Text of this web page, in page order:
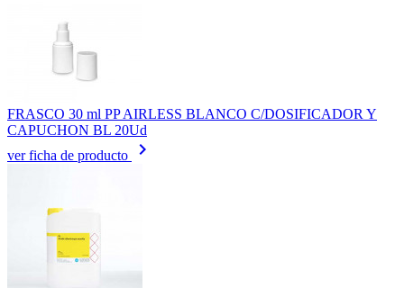
FRASCO 30 ml PP AIRLESS BLANCO C/DOSIFICADOR Y
CAPUCHON BL 20Ud
ver ficha de producto
keyboard_arrow_right